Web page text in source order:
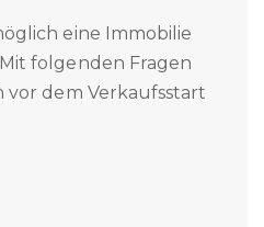
eine Immobilie
folgenden Fragen